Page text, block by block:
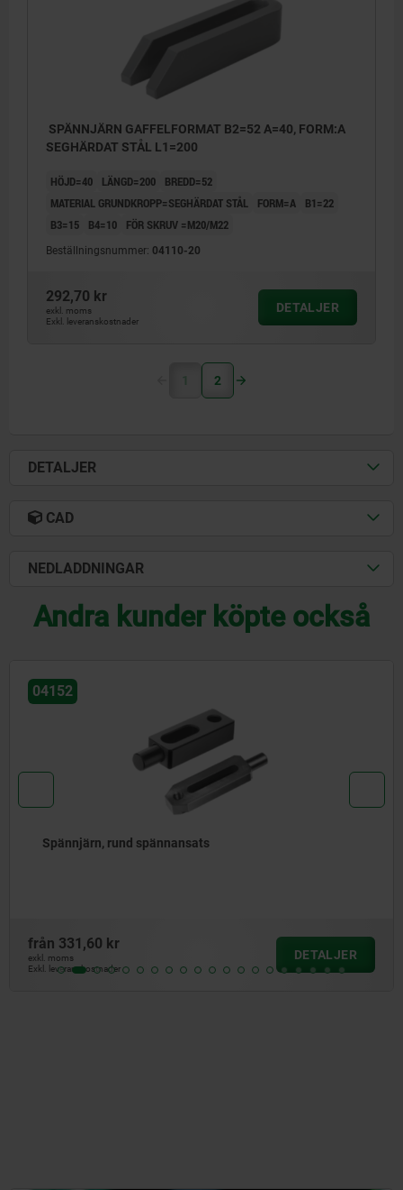
SPÄNNJÄRN GAFFELFORMAT B2=52 A=40, FORM:A
SEGHÄRDAT STÅL L1=200
HÖJD=40 LÄNGD=200
BREDD=52
MATERIAL GRUNDKROPP=SEGHÄRDAT STÅL
FORM=A
B1=22
B3=15
B4=10 FÖR SKRUV =M20/M22
Beställningsnummer: 04110-20
292,70 kr
exkl. moms
Exkl. leveranskostnader
DETALJER
1 2
DETALJER
CAD
NEDLADDNINGAR
Andra kunder köpte också
04191
Spännjärn dubbelsidiga svängbara 90°
från871,44 kr
exkl. moms
Exkl. leveranskostnader
DETALJER